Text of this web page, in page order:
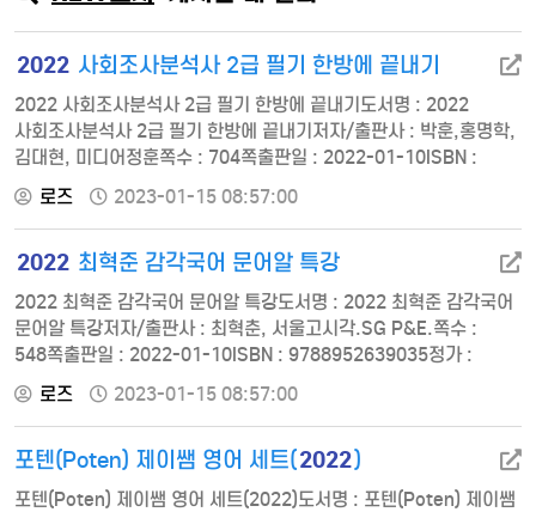
2022 사회조사분석사 2급 필기 한방에 끝내기
2022 사회조사분석사 2급 필기 한방에 끝내기도서명 : 2022
사회조사분석사 2급 필기 한방에 끝내기저자/출판사 : 박훈,홍명학,
김대현, 미디어정훈쪽수 : 704쪽출판일 : 2022-01-10ISBN :
9791166430381정가 : 26000합격생이 쓴 핵심요약 필기노트
[제1과목 조사방법론Ⅰ] chapter 01 사회과학적 방법 01 과학적
조사와 이해 02 연구문제와 가설 03 조사설계 기출 및 적중예상문제
chapter 02 자료수집방법 01 자료 종류 및 자료수집방법 선택기준
02 자료수집방법 기출 및 적중…
로즈 2023-01-15 08:57:00
2022 최혁준 감각국어 문어알 특강
2022 최혁준 감각국어 문어알 특강도서명 : 2022 최혁준 감각국어
문어알 특강저자/출판사 : 최혁춘, 서울고시각.SG P&E.쪽수 :
548쪽출판일 : 2022-01-10ISBN : 9788952639035정가 :
29000* 한글 맞춤법 규정 * 구별해야 할 단어들 * 문제로 끝내는
기본 어휘 정리 * 심화! 어휘의 정확한 사용 * 한번 쉽게 풀어보는
우리말 * 로마자 끝내기 * 외래어 표기 끝내기 * 외래어 표기의 실례
* 문제로 끝내는 외래어 및 로마자 표기 * 주요 로마자 용례(대,
소문자 구분)…
로즈 2023-01-15 08:57:00
포텐(Poten) 제이쌤 영어 세트(2022)
포텐(Poten) 제이쌤 영어 세트(2022)도서명 : 포텐(Poten) 제이쌤